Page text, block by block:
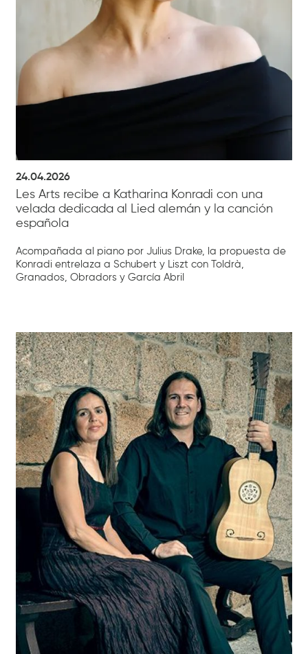
24.04.2026
Les Arts recibe a Katharina Konradi con una
velada dedicada al Lied alemán y la canción
española
Acompañada al piano por Julius Drake, la propuesta de
Konradi entrelaza a Schubert y Liszt con Toldrà,
Granados, Obradors y García Abril